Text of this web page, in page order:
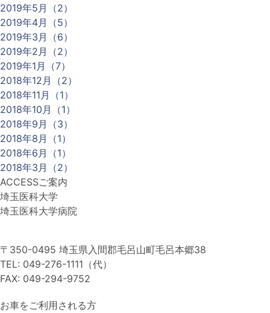
2019年5月（2）
2019年4月（5）
2019年3月（6）
2019年2月（2）
2019年1月（7）
2018年12月（2）
2018年11月（1）
2018年10月（1）
2018年9月（3）
2018年8月（1）
2018年6月（1）
2018年3月（2）
ACCESSご案内
埼玉医科大学
埼玉医科大学病院
〒350-0495 埼玉県入間郡毛呂山町毛呂本郷38
TEL: 049-276-1111（代）
FAX: 049-294-9752
お車をご利用される方